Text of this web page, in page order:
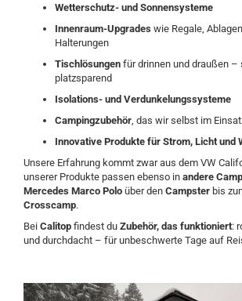
Wetterschutz- und Sonnensysteme
Innenraum-Upgrades wie Regale,
Halterungen
Tischlösungen für drinnen und draußen –
platzsparend
Isolations- und Verdunkelungssysteme
Campingzubehör , das wir selbst im
Innovative Produkte für Strom, Licht und
Unsere Erfahrung kommt zwar aus dem VW
unserer Produkte passen ebenso in andere
Mercedes Marco Polo über den Campster bis
Crosscamp.
Bei Calitop findest du Zubehör, das funktioniert:
und durchdacht – für unbeschwerte Tage auf